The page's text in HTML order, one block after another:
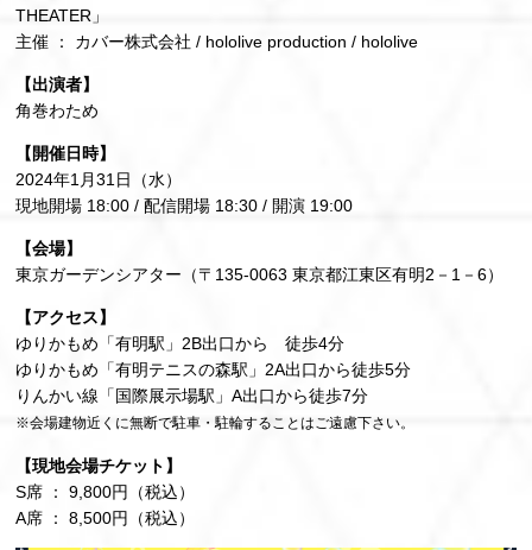
THEATER」
主催 ： カバー株式会社 / hololive production / hololive
【出演者】
角巻わため
【開催日時】
2024年1月31日（水）
現地開場 18:00 / 配信開場 18:30 / 開演 19:00
【会場】
東京ガーデンシアター（〒135-0063 東京都江東区有明2－1－6）
【アクセス】
ゆりかもめ「有明駅」2B出口から 徒歩4分
ゆりかもめ「有明テニスの森駅」2A出口から徒歩5分
りんかい線「国際展示場駅」A出口から徒歩7分
※会場建物近くに無断で駐車・駐輪することはご遠慮下さい。
【現地会場チケット】
S席 ： 9,800円（税込）
A席 ： 8,500円（税込）